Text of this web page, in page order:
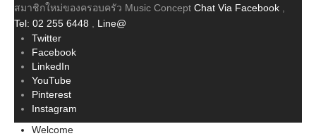
สมาชิกใหม่ของครอบครัว Music Concept Chat Via Facebook
Tel: 02 255 6448
Line@
Twitter
Facebook
LinkedIn
YouTube
Pinterest
Instagram
Welcome